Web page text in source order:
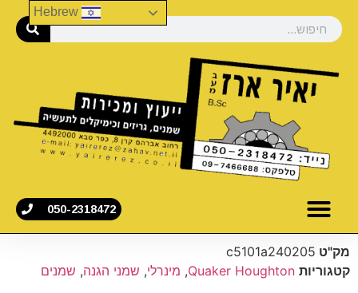
050-2318472
מק"ט c5101a240205
קטגוריות Quaker Houghton
, מינרלי, שמני הגנה, שמנים
Hebrew